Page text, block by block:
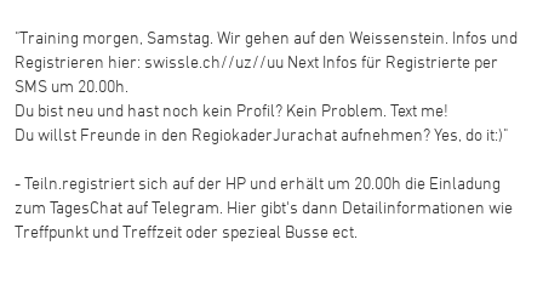
"Training morgen, Samstag. Wir gehen auf den Weissenstein. Infos und
Registrieren hier: swissle.ch//uz//uu Next Infos für Registrierte per
SMS um 20.00h.
Du bist neu und hast noch kein Profil? Kein Problem. Text me!
Du willst Freunde in den RegiokaderJurachat aufnehmen? Yes, do it:)"
- Teiln.registriert sich auf der HP und erhält um 20.00h die Einladung
zum TagesChat auf Telegram. Hier gibt's dann Detailinformationen wie
Treffpunkt und Treffzeit oder spezieal Busse ect.